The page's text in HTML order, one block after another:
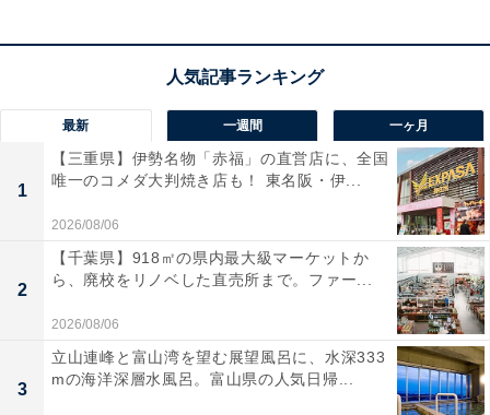
最新 一週間 一ヶ月
1
【三重県】伊勢名物「赤福」の直営店に、全国
唯一のコメダ大判焼き店も！ 東名阪・伊...
2026/08/06
2
【千葉県】918㎡の県内最大級マーケットか
ら、廃校をリノベした直売所まで。ファー...
2026/08/06
3
立山連峰と富山湾を望む展望風呂に、水深333
mの海洋深層水風呂。富山県の人気日帰...